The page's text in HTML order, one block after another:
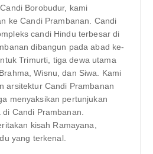
Borobudur, kami
ke Candi Prambanan. Candi
candi Hindu terbesar di
dibangun pada abad ke-
Trimurti, tiga dewa utama
Wisnu, dan Siwa. Kami
arsitektur Candi Prambanan
menyaksikan pertunjukan
Candi Prambanan.
kisah Ramayana,
yang terkenal.